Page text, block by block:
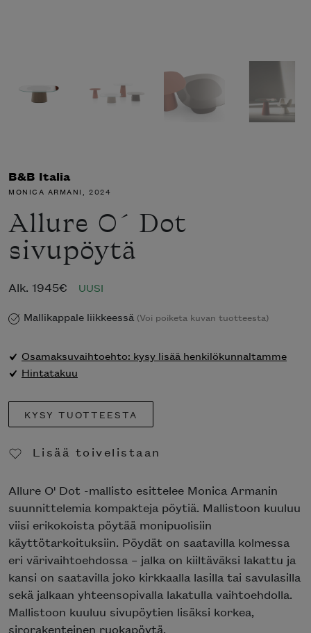
B&B Italia
MONICA ARMANI, 2024
Allure O´ Dot
sivupöytä
Alk. 1945€
UUSI
Mallikappale liikkeessä (Voi poiketa kuvan tuotteesta)
Osamaksuvaihtoehto: kysy lisää henkilökunnaltamme
Hintatakuu
KYSY TUOTTEESTA
Lisää toivelistaan
Allure O' Dot -mallisto esittelee Monica Armanin
suunnittelemia kompakteja pöytiä. Mallistoon kuuluu
viisi erikokoista pöytää monipuolisiin
käyttötarkoituksiin. Pöydät on saatavilla kolmessa
eri värivaihtoehdossa – jalka on kiiltäväksi lakattu ja
kansi on saatavilla joko kirkkaalla lasilla tai savulasilla
sekä jalkaan yhteensopivalla lakatulla vaihtoehdolla.
Mallistoon kuuluu sivupöytien lisäksi korkea,
sirorakenteinen ruokapöytä.